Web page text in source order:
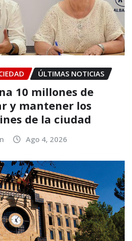
ÚLTIMAS NOTICIAS
10 millones de
y mantener los
de la ciudad
Ago 4, 2026